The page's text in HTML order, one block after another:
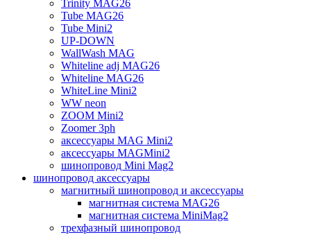
Trinity MAG26
Tube MAG26
Tube Mini2
UP-DOWN
WallWash MAG
Whiteline adj MAG26
Whiteline MAG26
WhiteLine Mini2
WW neon
ZOOM Mini2
Zoomer 3ph
аксессуары MAG Mini2
аксессуары MAGMini2
шинопровод Mini Mag2
шинопровод аксессуары
магнитный шинопровод и аксессуары
магнитная система MAG26
магнитная система MiniMag2
трехфазный шинопровод